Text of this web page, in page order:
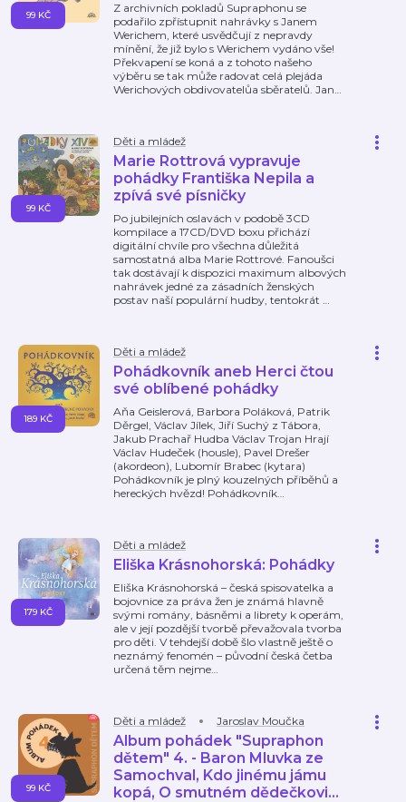
Z archivních pokladů Supraphonu se
podařilo zpřístupnit nahrávky s Janem
Werichem, které usvědčují z nepravdy
mínění, že již bylo s Werichem vydáno vše!
Překvapení se koná a z tohoto našeho
výběru se tak může radovat celá plejáda
Werichových obdivovatelůa sběratelů. Jan…
99 KČ
Děti a mládež
Marie Rottrová vypravuje
pohádky Františka Nepila a
zpívá své písničky
Po jubilejních oslavách v podobě 3CD
kompilace a 17CD/DVD boxu přichází
digitální chvíle pro všechna důležitá
samostatná alba Marie Rottrové. Fanoušci
tak dostávají k dispozici maximum albových
nahrávek jedné za zásadních ženských
postav naší populární hudby, tentokrát …
99 KČ
Děti a mládež
Pohádkovník aneb Herci čtou
své oblíbené pohádky
Aňa Geislerová, Barbora Poláková, Patrik
Děrgel, Václav Jílek, Jiří Suchý z Tábora,
Jakub Prachař Hudba Václav Trojan Hrají
Václav Hudeček (housle), Pavel Drešer
(akordeon), Lubomír Brabec (kytara)
Pohádkovník je plný kouzelných příběhů a
hereckých hvězd! Pohádkovník…
189 KČ
Děti a mládež
Eliška Krásnohorská: Pohádky
Eliška Krásnohorská – česká spisovatelka a
bojovnice za práva žen je známá hlavně
svými romány, básněmi a librety k operám,
ale v její pozdější tvorbě převažovala tvorba
pro děti. V tehdejší době šlo vlastně ještě o
neznámý fenomén – původní česká četba
určená těm nejme…
179 KČ
Děti a mládež Jaroslav Moučka
Album pohádek "Supraphon
dětem" 4. - Baron Mluvka ze
Samochval, Kdo jinému jámu
kopá, O smutném dědečkovi...
99 KČ